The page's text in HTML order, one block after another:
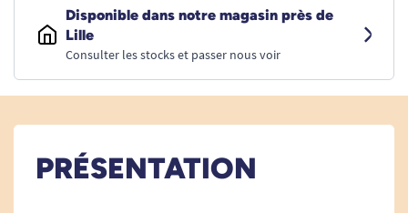
Disponible dans notre magasin près de
Lille
Consulter les stocks et passer nous voir
PRÉSENTATION